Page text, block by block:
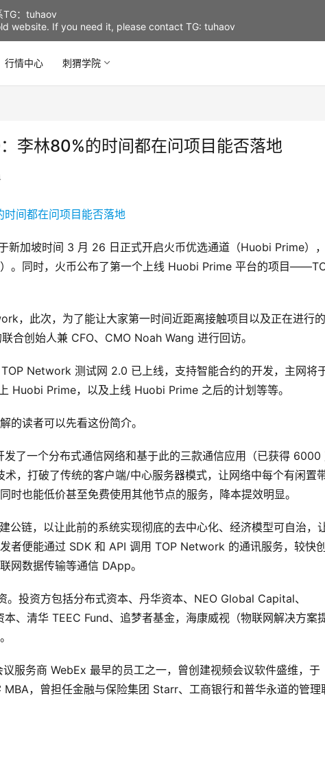
行情中心 刺猬学院
李林80%的时间都在问项目能否落地
新加坡时间 3 月 26 日正式开启火币优选通道（Huobi Prime）
。同时，火币公布了第一个上线 Huobi Prime 平台的项目
，此次，为了能让大家第一时间近距离接触项目以及正在进行
合创始人兼 CFO、CMO Noah Wang 进行回访。
Network 测试网 2.0 已上线，支持智能合约的开发，主网将
Huobi Prime，以及上线 Huobi Prime 之后的计划等等。
读者可以先看这份简介。
了一个分布式通信网络和基于此的三款通信应用（已获得 6000
，打破了传统的客户端/中心服务器模式，让网络中每个有闲置
时也能低价甚至免费使用其他节点的服务，降本提效明显。
链，以让此前的系统实现彻底的去中心化、经济模型可自治，
者便能通过 SDK 和 API 调用 TOP Network 的通讯服务，较快
网数据传输等通信 DApp。
投资方包括分布式资本、丹华资本、NEO Global Capital、
、清华 TEEC Fund、追梦者基金，海康威视（物联网解决方案
服务商 WebEx 最早的员工之一，曾创建视频会议软件盛维，于
，曾担任金融与保险集团 Starr、工商银行和普华永道的管理
TG：tuhaov
website. If you need it, please contact TG: tuhaov